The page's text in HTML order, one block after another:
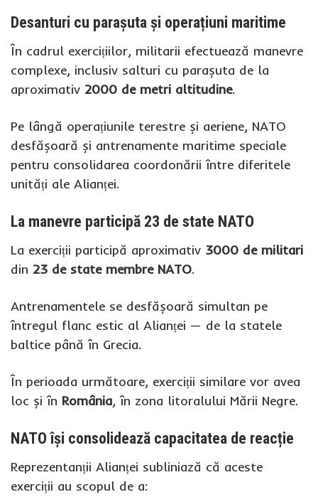
Desanturi cu parașuta și operațiuni maritime
În cadrul exercițiilor, militarii efectuează manevre
complexe, inclusiv salturi cu parașuta de la
aproximativ 2000 de metri altitudine.
Pe lângă operațiunile terestre și aeriene, NATO
desfășoară și antrenamente maritime speciale
pentru consolidarea coordonării între diferitele
unități ale Alianței.
La manevre participă 23 de state NATO
La exerciții participă aproximativ 3000 de militari
din 23 de state membre NATO.
Antrenamentele se desfășoară simultan pe
întregul flanc estic al Alianței — de la statele
baltice până în Grecia.
În perioada următoare, exerciții similare vor avea
loc și în România, în zona litoralului Mării Negre.
NATO își consolidează capacitatea de reacție
Reprezentanții Alianței subliniază că aceste
exerciții au scopul de a: